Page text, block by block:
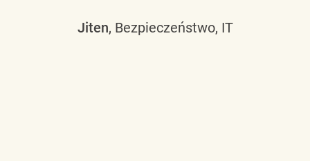
Jiten, Bezpieczeństwo, IT